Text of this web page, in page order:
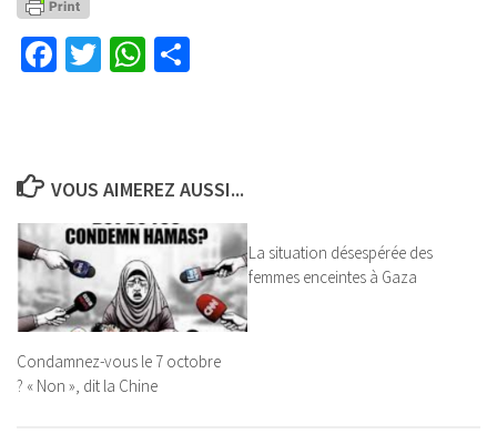
Facebook
TwitterWhatsApp
VOUS AIMEREZ AUSSI...
Condamnez-vous le 7 octobre
? « Non », dit la Chine
La situation désespérée des
femmes enceintes à Gaza